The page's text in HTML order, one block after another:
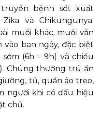
bệnh sốt xuất
và Chikungunya.
muỗi khác, muỗi vằn
vào ban ngày, đặc biệt
sớm (6h – 9h) và chiều
Chúng thường trú ẩn
tủ, quần áo treo,
người khi có dấu hiệu
chủ.